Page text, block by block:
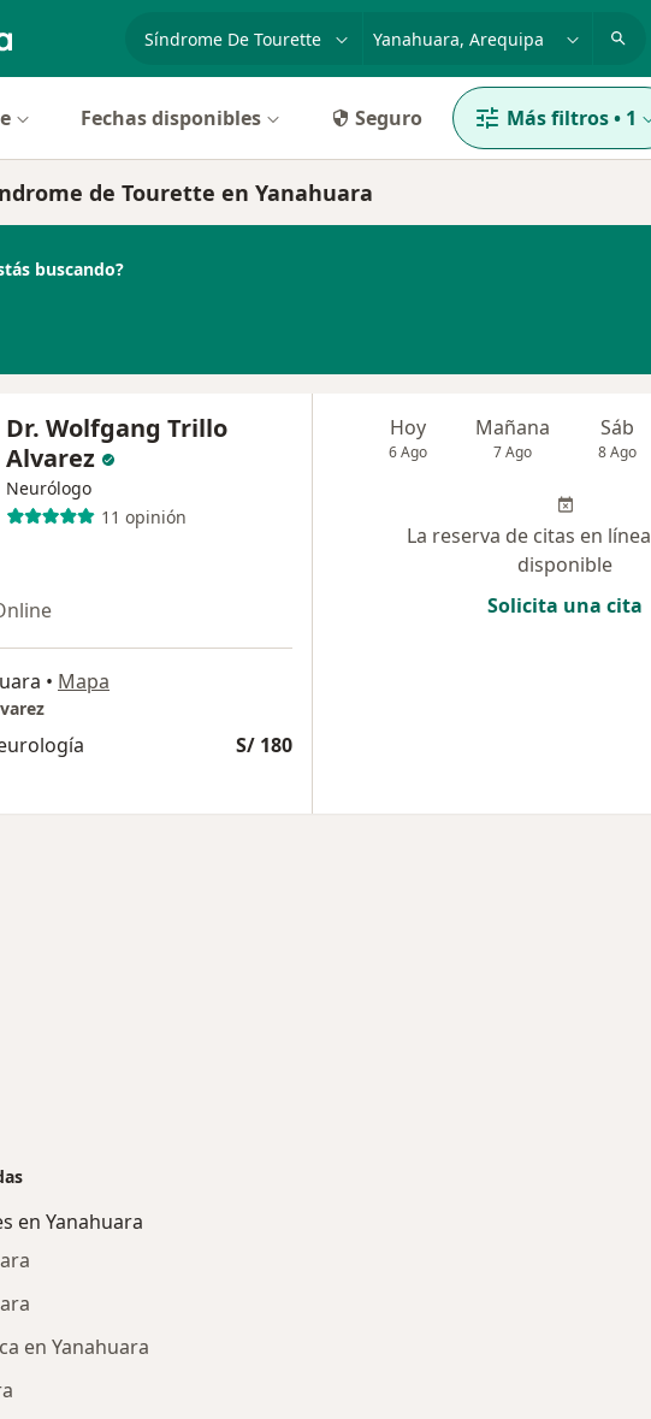
especialidad, enfermedad o nombre
Fechas disponibles Seguro Más filtros• 1
de Tourette en Yanahuara
buscando?
Dr. Wolfgang Trillo
Alvarez
Neurólogo
11 opinión
• Mapa
S/ 180
Hoy
6 Ago
Mañana
7 Ago
Sáb
8 Ago
La reserva de citas en
disponible
Solicita una cita
en Yanahuara
en Yanahuara